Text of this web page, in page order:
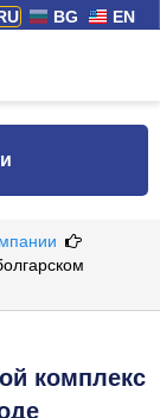
BG EN
комплекс